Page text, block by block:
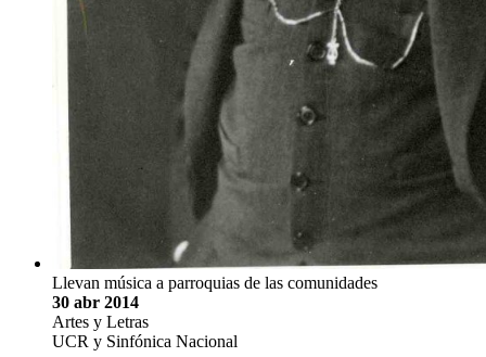
Llevan música a parroquias de las comunidades
30 abr 2014
Artes y Letras
UCR y Sinfónica Nacional